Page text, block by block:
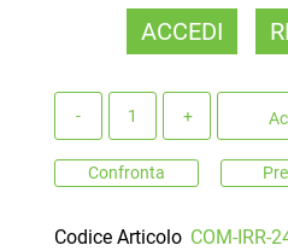
ACCEDI
Confronta
Codice Articolo COM-IRR-